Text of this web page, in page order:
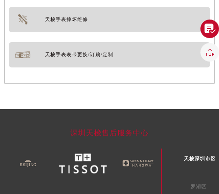
天梭手表摔坏维修
天梭手表表带更换/订购/定制
深圳天梭售后服务中心
天梭深圳市区
罗湖区

